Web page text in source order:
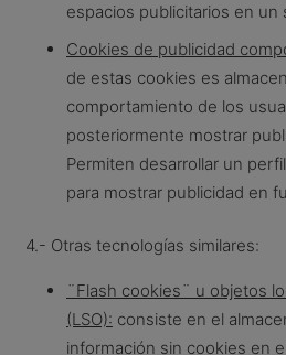
espacios publicitarios en un
Cookies de publicidad
de estas cookies es
comportamiento de los
posteriormente mostrar
Permiten desarrollar un
para mostrar publicidad en
4.- Otras tecnologías similares:
¨Flash cookies¨ u objetos
(LSO): consiste en el
información sin cookies en